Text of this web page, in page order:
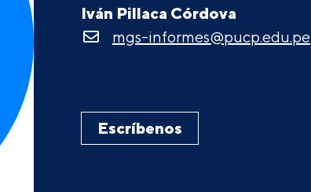
Iván Pillaca Córdova
mgs-informes@pucp.edu.pe
Escríbenos